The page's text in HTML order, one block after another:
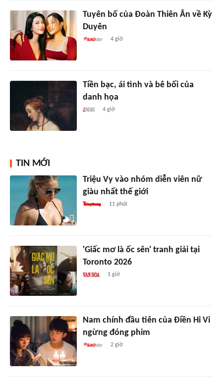
Tuyên bố của Đoàn Thiên Ân về Kỳ
Duyên
4 giờ
Tiền bạc, ái tình và bê bối của
danh họa
4 giờ
TIN MỚI
Triệu Vy vào nhóm diễn viên nữ
giàu nhất thế giới
11 phút
'Giấc mơ là ốc sên' tranh giải tại
Toronto 2026
1 giờ
Nam chính đầu tiên của Điền Hi Vi
ngừng đóng phim
2 giờ